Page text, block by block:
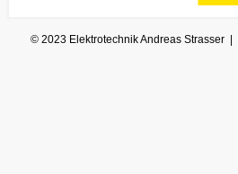
© 2023 Elektrotechnik Andreas Strasser |